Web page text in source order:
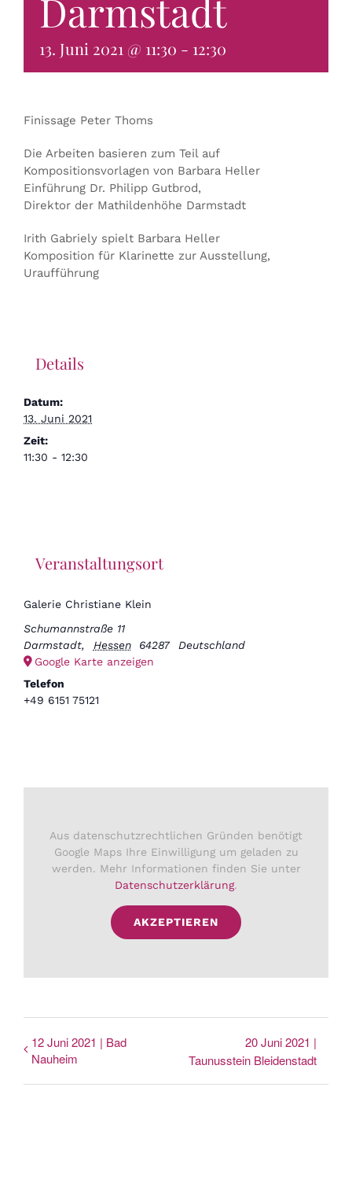
Darmstadt
13. Juni 2021 @ 11:30 - 12:30
Finissage Peter Thoms
Die Arbeiten basieren zum Teil auf
Kompositionsvorlagen von Barbara Heller
Einführung Dr. Philipp Gutbrod,
Direktor der Mathildenhöhe Darmstadt
Irith Gabriely spielt Barbara Heller
Komposition für Klarinette zur Ausstellung,
Uraufführung
Details
Datum:
13. Juni 2021
Zeit:
11:30 - 12:30
Veranstaltungsort
Galerie Christiane Klein
Schumannstraße 11
Darmstadt, Hessen 64287
Deutschland
Google Karte anzeigen
Telefon
+49 6151 75121
Aus datenschutzrechtlichen Gründen benötigt
Google Maps Ihre Einwilligung um geladen zu
werden. Mehr Informationen finden Sie unter
Datenschutzerklärung.
AKZEPTIEREN
12 Juni 2021 | Bad
Nauheim
20 Juni 2021 |
Taunusstein Bleidenstadt